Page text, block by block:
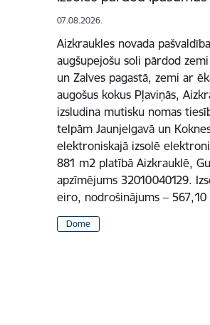
07.08.2026.
Aizkraukles novada
augšupejošu soli pārdod
un Zalves pagastā, zemi ar
augošus kokus Pļaviņās,
izsludina mutisku nomas
telpām Jaunjelgavā un
elektroniskajā izsolē
881 m2 platībā Aizkrauklē,
apzīmējums 32010040129.
eiro, nodrošinājums –
Dome